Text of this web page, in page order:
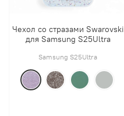
Чехол со стразами Swarovski
для Samsung S25Ultra
Samsung S25Ultra